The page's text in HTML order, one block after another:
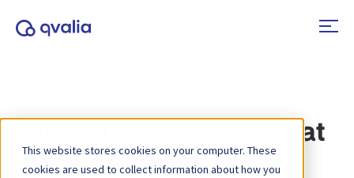
This website stores cookies on your computer. These
cookies are used to collect information about how you
Tapahtumat, teknologiat
ja suuntaukset